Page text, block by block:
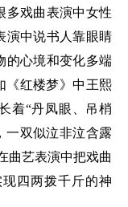
多戏曲表演中女性
演中说书人靠眼睛
的心境和变化多端
《红楼梦》中王熙
着“丹凤眼、吊梢
一双似泣非泣含露
曲艺表演中把戏曲
四两拨千斤的神